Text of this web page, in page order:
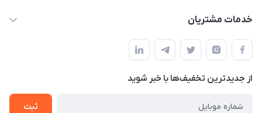
حساب کاربری
لیست محصولات
درباره ما
خدمات مشتریان
قوانین و مقررات
حریم خصوصی
راهنما
از جدید‌ترین تخفیف‌ها با‌ خبر شوید
ثبت